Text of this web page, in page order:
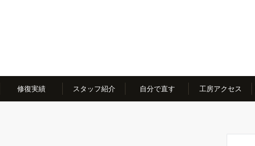
修復実績 スタッフ紹介 自分で直す 工房アクセス